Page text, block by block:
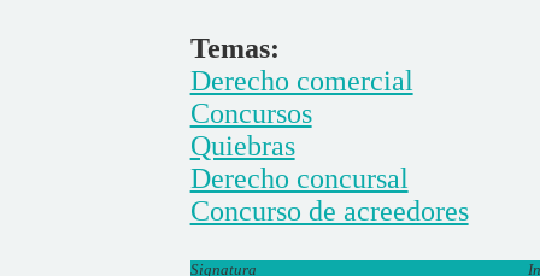
Temas:
Derecho comercial
Concursos
Quiebras
Derecho concursal
Concurso de acreedores
Signatura